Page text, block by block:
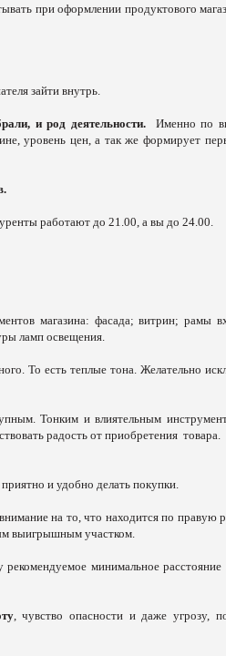
при оформлении продуктового
зайти внутрь.
и род деятельности.
Именно по
уровень цен, а так же формирует
работают до 21.00, а вы до 24.00.
магазина: фасада; витрин; рамы
ламп освещения.
То есть теплые тона. Желательно
Тонким и влиятельным
радость от приобретения товара.
и удобно делать покупки.
на то, что находится по правую
выигрышным участком.
рекомендуемое минимальное
, чувство опасности и даже угрозу,